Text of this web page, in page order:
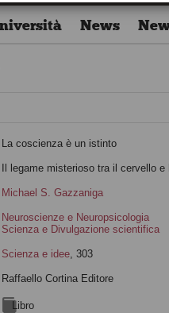
News
La coscienza è un istinto
Il legame misterioso tra il cervello e
Michael S. Gazzaniga
Neuroscienze e Neuropsicologia
Scienza e Divulgazione scientifica
Scienza e idee, 303
Raffaello Cortina Editore
Libro